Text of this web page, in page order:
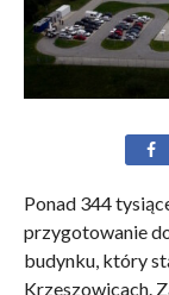
Ponad 344
przygotowanie
budynku, który
Krzeszowicach.